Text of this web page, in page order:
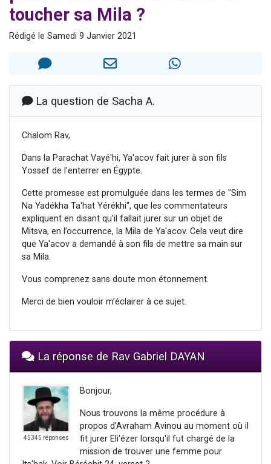
Il reste 49 places pour étudier en groupe sur Zoom
2 personnes viennent de nous rejoindre sur WhatsApp
toucher sa Mila ?
Rédigé le Samedi 9 Janvier 2021
La question de Sacha A.
Chalom Rav,
Dans la Parachat Vayé'hi, Ya'acov fait jurer à son fils
Yossef de l’enterrer en Égypte.
Cette promesse est promulguée dans les termes de "Sim
Na Yadékha Ta'hat Yérékhi", que les commentateurs
expliquent en disant qu’il fallait jurer sur un objet de
Mitsva, en l’occurrence, la Mila de Ya'acov. Cela veut dire
que Ya'acov a demandé à son fils de mettre sa main sur
sa Mila.
Vous comprenez sans doute mon étonnement.
Merci de bien vouloir m’éclairer à ce sujet.
La réponse de Rav Gabriel DAYAN
45345 réponses
Bonjour,
Nous trouvons la même procédure à
propos d'Avraham Avinou au moment où il
fit jurer Eli'ézer lorsqu'il fut chargé de la
mission de trouver une femme pour